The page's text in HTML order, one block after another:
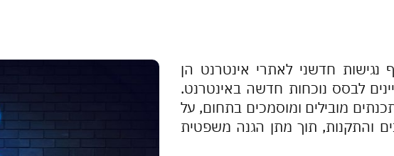
חדשני לאתרי אינטרנט הן
לבסס נוכחות חדשה באינטרנט.
מובילים ומוסמכים בתחום, על
והתקנות, תוך מתן הגנה משפטית